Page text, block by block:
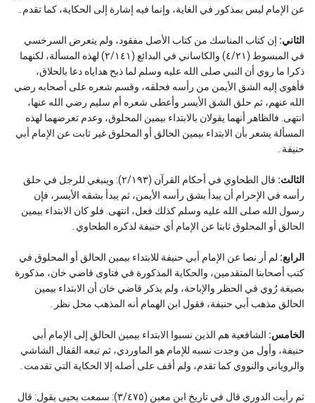
عن الإمام ليس بمذكور في الغاية، وإنما فيه إشارة إلى الحكاية، كما تقدم۔
الثاني: إن كتاب المناسك من كتاب الأصل مفقود، ولم يتعرض السرخسي
في المبسوط (٤/٢١) والكاساني في البدائع (٢/١٤١) لهذه المسألة، لكنهما
ذكرا ما روي أن النبي صلى الله عليه وسلم لما ذبح هداياه دعا بالحلاق،
فأهوى إليه الشق الأيمن من رأسه فحلقه، وقسم شعره على أصحابه رضي
الله عنهم، ثم حلق الشق الأيسر وأعطى شعره أم سليم رضي الله عنها،
انتهى. فالظاهر أنهما يقولان بالابتداء بيمين المحلوق، وعدم تعرضهما لهذه
المسألة يشعر بأن الابتداء بيمين الحالق أو المحلوق غير ثابت عن الإمام أبي
حنيفة۔
الثالث:
قال الطحاوي في أحكام القرآن (٢/١٩٣): وينبغي للرجل في حلق
رأسه في الإحرام أن يبدأ بشق رأسه الأيمن، ثم يبدأ بشقه الأيسر، فإن
رسول الله صلى الله عليه وسلم كذلك فعل، انتهى. فلو كان الابتداء بيمين
الحالق أو المحلوق ثابتا عن الإمام أي حنيفة لذكره الطحاوي۔
الرابع: لم أر نصا عن الإمام أبي حنيفة للابتداء بيمين الحالق أو المحلوق في
كتب أصحابنا المتقدمين، والحكاية المذكورة في فتاوى قاضي خان، مذكورة
بصيغة رُوي في الحظر والإباحة، ولم يذكر قاضي خان أن الابتداء بيمين
الحالق مذهب أبي حنيفة، فقول ابن الهمام أنه المذهب محل نظر۔
الخامس: الشافعية هم الذين نسبوا الابتداء بيمين الحالق إلى الإمام أبي
حنيفة، وأول من وجدت نسبه للإمام هو الماوردي، ثم تبعه القفال الشاشي
والروياني والنووي كما تقدم، ولم أقف على أصله إلا الحكاية التي تقدمت۔
ثم رأيت الدوري قال في تاريخ ابن معين (٣/٤٧٥): سمعت يحيى يقول: قال